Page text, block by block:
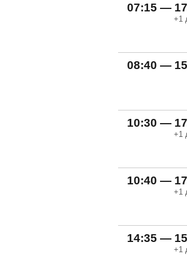
07:15 —
+1
08:40 —
10:30 —
+1
10:40 —
+1
14:35 —
+1